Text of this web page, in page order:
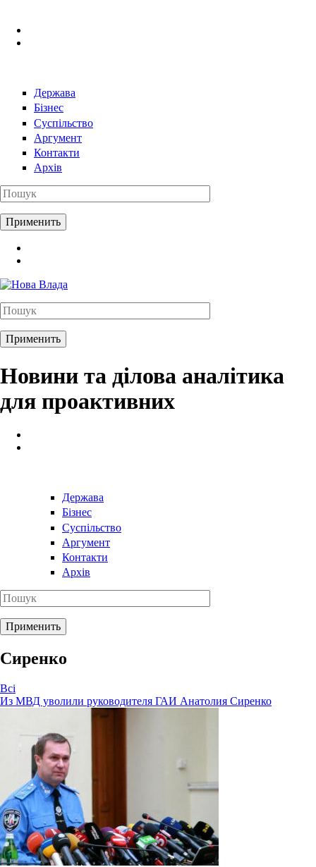
Держава
Бізнес
Суспільство
Аргумент
Контакти
Архів
Новини та ділова аналітика
для проактивних
Держава
Бізнес
Суспільство
Аргумент
Контакти
Архів
Сиренко
Всі
Из МВД уволили руководителя ГАИ Анатолия Сиренко